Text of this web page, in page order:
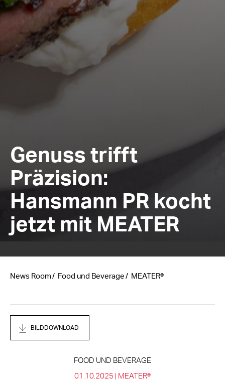
Genuss trifft
Präzision:
Hansmann PR kocht
jetzt mit MEATER
News Room Food und Beverage MEATER®
BILDDOWNLOAD
FOOD UND BEVERAGE
01.10.2025 | MEATER®